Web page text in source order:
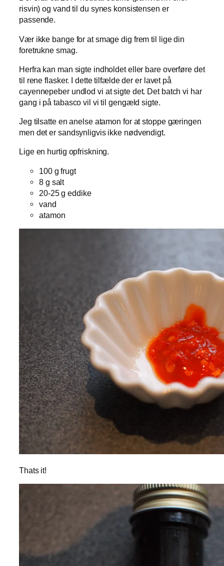
risvin) og vand til du synes konsistensen er
passende.
Vær ikke bange for at smage dig frem til lige din
foretrukne smag.
Herfra kan man sigte indholdet eller bare overføre det
til rene flasker. I dette tilfælde der er lavet på
cayennepeber undlod vi at sigte det. Det batch vi har
gang i på tabasco vil vi til gengæld sigte.
Jeg tilsatte en anelse atamon for at stoppe gæringen
men det er sandsynligvis ikke nødvendigt.
Lige en hurtig opfriskning.
100 g frugt
8 g salt
20-25 g eddike
vand
atamon
Thats it!